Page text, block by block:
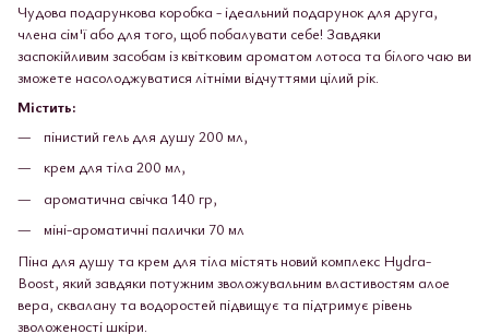
Чудова подарункова коробка - ідеальний подарунок для друга,
члена сім'ї або для того, щоб побалувати себе! Завдяки
заспокійливим засобам із квітковим ароматом лотоса та білого чаю ви
зможете насолоджуватися літніми відчуттями цілий рік.
Містить:
пінистий гель для душу 200 мл,
крем для тіла 200 мл,
ароматична свічка 140 гр,
міні-ароматичні палички 70 мл
Піна для душу та крем для тіла містять новий комплекс Hydra-
Boost, який завдяки потужним зволожувальним властивостям алое
вера, сквалану та водоростей підвищує та підтримує рівень
зволоженості шкіри.